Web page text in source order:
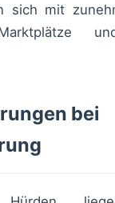
sich mit
bei